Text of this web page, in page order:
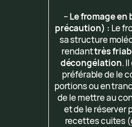
–Le fromage en
précaution) : Le
sa structure
rendanttrès
décongélation.
préférable de le
portions ou en
de le mettre au
et de le réserver
recettes cuites